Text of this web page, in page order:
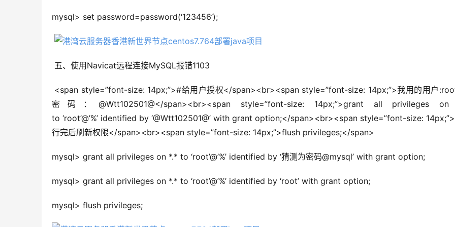
mysql> set password=password(‘123456’);
五、使用Navicat远程连接MySQL报错1103
<span style=”font-size: 14px;”>#给用户授权</span><br><span style=”font-size: 14px;”>我用的用户:root
密码：@Wtt102501@</span><br><span style=”font-size: 14px;”>grant all privileges on
to ‘root’@’%’ identified by ‘@Wtt102501@’ with grant option;</span><br><span style=”font-size:
行完后刷新权限</span><br><span style=”font-size: 14px;”>flush privileges;</span>
mysql> grant all privileges on *.* to ‘root’@’%’ identified by ‘猜测为密码@mysql’ with grant option;
mysql> grant all privileges on *.* to ‘root’@’%’ identified by ‘root’ with grant option;
mysql> flush privileges;